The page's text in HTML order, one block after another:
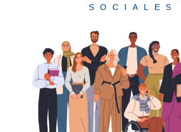
SOCIALES